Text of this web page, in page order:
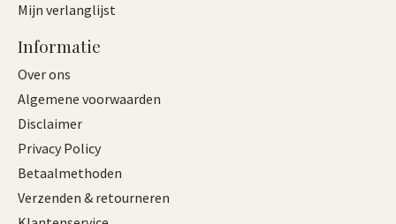
Mijn verlanglijst
Informatie
Over ons
Algemene voorwaarden
Disclaimer
Privacy Policy
Betaalmethoden
Verzenden & retourneren